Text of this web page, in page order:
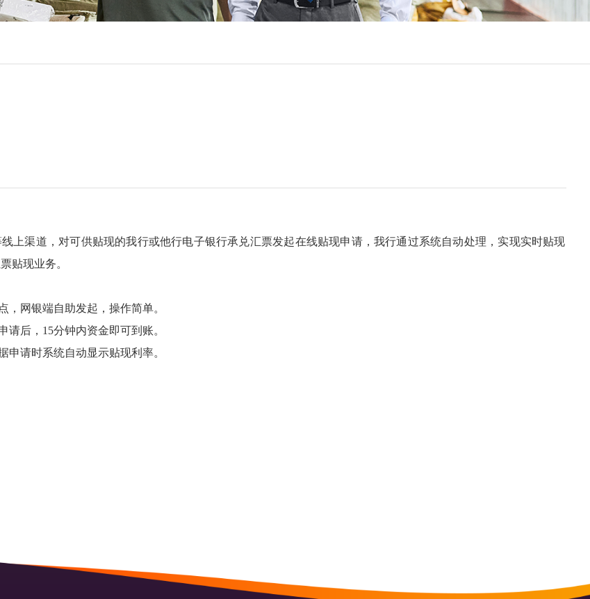
渠道，对可供贴现的我行或他行电子银行承兑汇票发起在线贴现申请，我行通过系统自动处理，实现实时贴现
贴现业务。
网银端自助发起，操作简单。
后，15分钟内资金即可到账。
请时系统自动显示贴现利率。